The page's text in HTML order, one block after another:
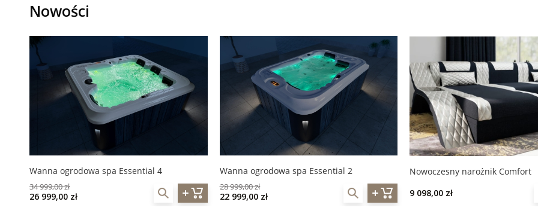
Nowości
Wanna ogrodowa spa Essential 4
34 999,00 zł
26 999,00 zł
Wanna ogrodowa spa Essential 2
28 999,00 zł
22 999,00 zł
Nowoczesny narożnik Comfort
9 098,00 zł